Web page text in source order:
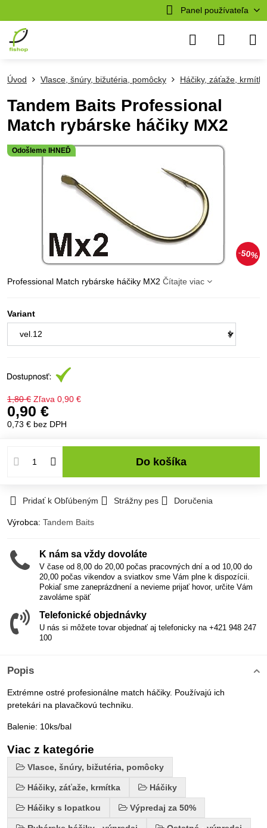
Panel používateľa
Odošleme IHNEĎ
50%
Úvod Vlasce, šnúry, bižutéria, pomôcky Háčiky, záťaže, krmítka
Tandem Baits Professional
Match rybárske háčiky MX2
Professional Match rybárske háčiky MX2 Čítajte viac
Variant
1,80 € Zľava 0,90 €
0,90 €
0,73 € bez DPH
Do košíka
Pridať k Obľúbeným Strážny pes Doručenia
Výrobca: Tandem Baits
K nám sa vždy dovoláte
V čase od 8,00 do 20,00 počas pracovných dní a od 10,00 do
20,00 počas vikendov a sviatkov sme Vám plne k dispozícii.
Pokiaľ sme zaneprázdnení a nevieme prijať hovor, určite Vám
zavoláme späť
Telefonické objednávky
U nás si môžete tovar objednať aj telefonicky na +421 948 247
100
Popis
Extrémne ostré profesionálne match háčiky. Používajú ich
pretekári na plavačkovú techniku.
Balenie: 10ks/bal
Viac z kategórie
Vlasce, šnúry, bižutéria, pomôcky
Háčiky, záťaže, krmítka Háčiky
Háčiky s lopatkou Výpredaj za 50%